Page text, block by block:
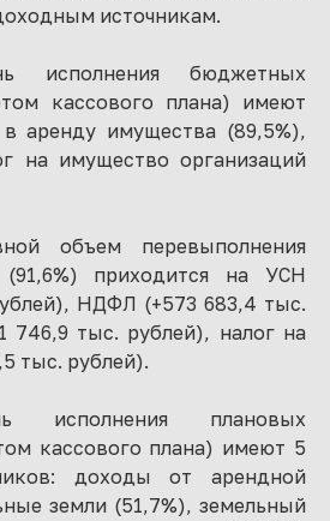
источникам.
исполнения бюджетных
кассового плана) имеют
аренду имущества (89,5%),
на имущество организаций
объем перевыполнения
(91,6%) приходится на УСН
НДФЛ (+573 683,4 тыс.
746,9 тыс. рублей), налог на
тыс. рублей).
исполнения плановых
кассового плана) имеют 5
доходы от арендной
земли (51,7%), земельный